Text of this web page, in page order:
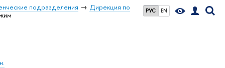
РУС EN
подразделения
Дирекция по